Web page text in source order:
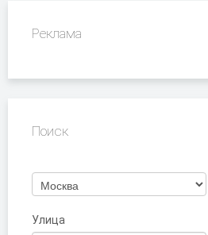
Реклама
Поиск
Улица